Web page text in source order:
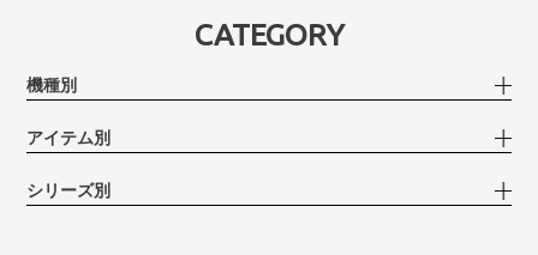
CATEGORY
機種別
アイテム別
シリーズ別